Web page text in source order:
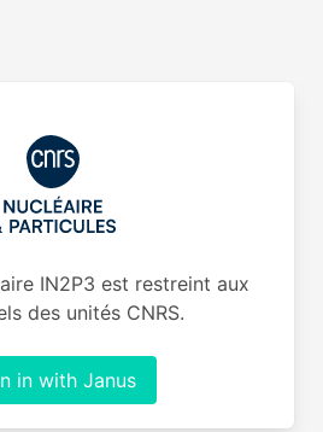
IN2P3 est restreint aux
des unités CNRS.
in with Janus